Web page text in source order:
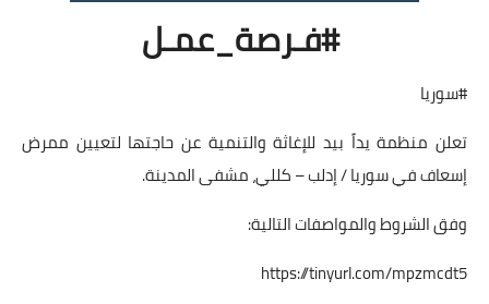
#فـرصة_عمـل
#سوريا
تعلن منظمة يداً بيد للإغاثة والتنمية عن حاجتها لتعيين ممرض
إسعاف في سوريا / إدلب – كللي، مشفى المدينة.
وفق الشروط والمواصفات التالية:
https://tinyurl.com/mpzmcdt5